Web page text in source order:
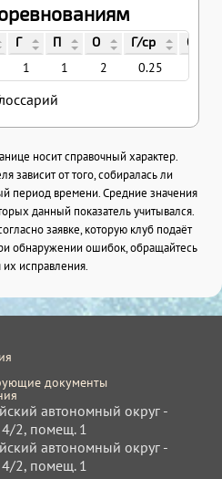
Г П О Г/ср О/ср
1 1 2 0.25
носит справочный характер.
зависит от того, собиралась ли
период времени. Средние значения
данный показатель учитывался.
заявке, которую клуб подаёт
обнаружении ошибок, обращайтесь
их исправления.
документы
автономный округ -
4/2, помещ. 1
автономный округ -
4/2, помещ. 1